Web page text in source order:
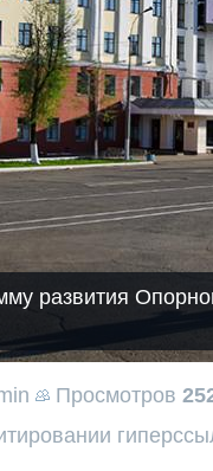
развития
Просмотров